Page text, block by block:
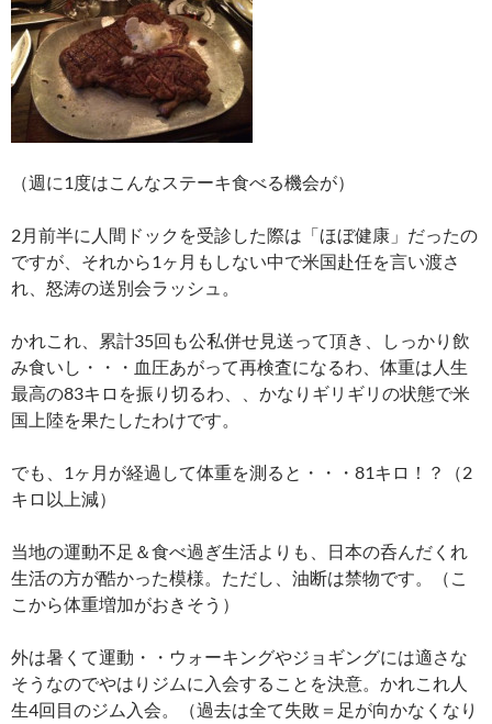
（週に1度はこんなステーキ食べる機会が）
2月前半に人間ドックを受診した際は「ほぼ健康」だったの
ですが、それから1ヶ月もしない中で米国赴任を言い渡さ
れ、怒涛の送別会ラッシュ。
かれこれ、累計35回も公私併せ見送って頂き、しっかり飲
み食いし・・・血圧あがって再検査になるわ、体重は人生
最高の83キロを振り切るわ、、かなりギリギリの状態で米
国上陸を果たしたわけです。
でも、1ヶ月が経過して体重を測ると・・・81キロ！？（2
キロ以上減）
当地の運動不足＆食べ過ぎ生活よりも、日本の呑んだくれ
生活の方が酷かった模様。ただし、油断は禁物です。（こ
こから体重増加がおきそう）
外は暑くて運動・・ウォーキングやジョギングには適さな
そうなのでやはりジムに入会することを決意。かれこれ人
生4回目のジム入会。（過去は全て失敗＝足が向かなくなり